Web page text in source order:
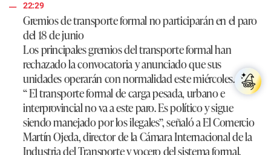
22:29
Gremios de transporte formal no participarán en el paro
del 18 de junio
Los principales gremios del transporte formalhan
rechazado la convocatoria y anunciado que sus
unidades operarán con normalidadeste miércoles.
“El transporte formal de carga pesada, urbano e
interprovincial no va a este paro. Es político y sigue
siendo manejado por los ilegales”,señaló a El Comercio
Martín Ojeda, director de laCámara Internacional de la
Industria del Transportey vocero del sistema formal.